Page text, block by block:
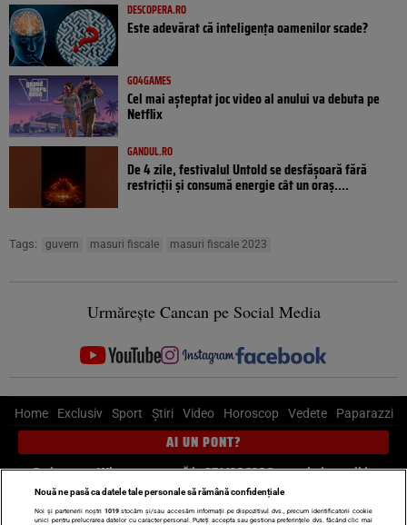
DESCOPERA.RO
Este adevărat că inteligența oamenilor scade?
GO4GAMES
Cel mai așteptat joc video al anului va debuta pe
Netflix
GANDUL.RO
De 4 zile, festivalul Untold se desfășoară fără
restricții și consumă energie cât un oraș....
Tags: guvern masuri fiscale masuri fiscale 2023
Urmărește Cancan pe Social Media
Home Exclusiv Sport Știri Video Horoscop Vedete Paparazzi
AI UN PONT?
Scrie-ne pe Whatsapp, sună la 0741226226 sau trimite mail la
pont@cancan.ro
Nouă ne pasă ca datele tale personale să rămână confidențiale
Noi și partenerii noștri 1019stocăm și/sau accesăm informații pe dispozitivul dvs., precum identificatorii cookie
unici pentru prelucrarea datelor cu caracter personal. Puteți accepta sau gestiona preferințele dvs. făcând clic mai